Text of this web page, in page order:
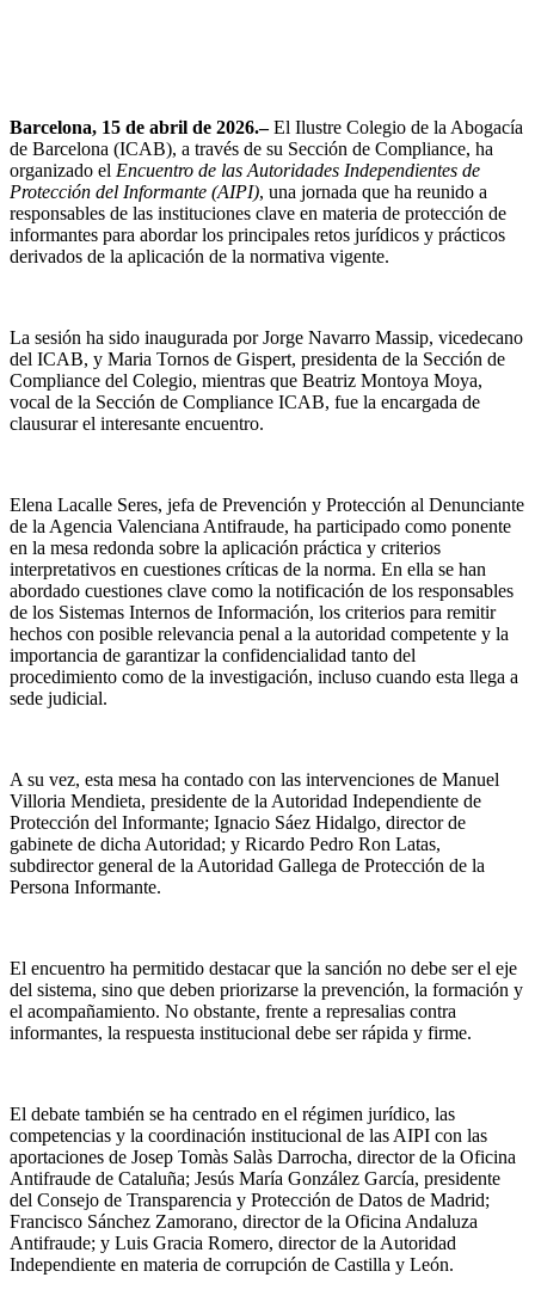
Barcelona, 15 de abril de 2026.–El Ilustre Colegio de la Abogacía
de Barcelona (ICAB), a través de su Sección de Compliance, ha
organizado el Encuentro de las Autoridades Independientes de
Protección del Informante (AIPI), una jornada que ha reunido a
responsables de las instituciones clave en materia de protección de
informantes para abordar los principales retos jurídicos y prácticos
derivados de la aplicación de la normativa vigente.
La sesión ha sido inaugurada por Jorge Navarro Massip, vicedecano
del ICAB, y Maria Tornos de Gispert, presidenta de la Sección de
Compliance del Colegio, mientras que Beatriz Montoya Moya,
vocal de la Sección de Compliance ICAB, fue la encargada de
clausurar el interesante encuentro.
Elena Lacalle Seres, jefa de Prevención y Protección al Denunciante
de la Agencia Valenciana Antifraude, ha participado como ponente
en la mesa redonda sobre la aplicación práctica y criterios
interpretativos en cuestiones críticas de la norma. En ella se han
abordado cuestiones clave como la notificación de los responsables
de los Sistemas Internos de Información, los criterios para remitir
hechos con posible relevancia penal a la autoridad competente y la
importancia de garantizar la confidencialidad tanto del
procedimiento como de la investigación, incluso cuando esta llega a
sede judicial.
A su vez, esta mesa ha contado con las intervenciones de Manuel
Villoria Mendieta, presidente de la Autoridad Independiente de
Protección del Informante; Ignacio Sáez Hidalgo, director de
gabinete de dicha Autoridad; y Ricardo Pedro Ron Latas,
subdirector general de la Autoridad Gallega de Protección de la
Persona Informante.
El encuentro ha permitido destacar que la sanción no debe ser el eje
del sistema, sino que deben priorizarse la prevención, la formación y
el acompañamiento. No obstante, frente a represalias contra
informantes, la respuesta institucional debe ser rápida y firme.
El debate también se ha centrado en el régimen jurídico, las
competencias y la coordinación institucional de las AIPI con las
aportaciones de Josep Tomàs Salàs Darrocha, director de la Oficina
Antifraude de Cataluña; Jesús María González García, presidente
del Consejo de Transparencia y Protección de Datos de Madrid;
Francisco Sánchez Zamorano, director de la Oficina Andaluza
Antifraude; y Luis Gracia Romero, director de la Autoridad
Independiente en materia de corrupción de Castilla y León.